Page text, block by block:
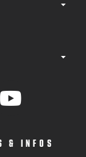
& INFOS